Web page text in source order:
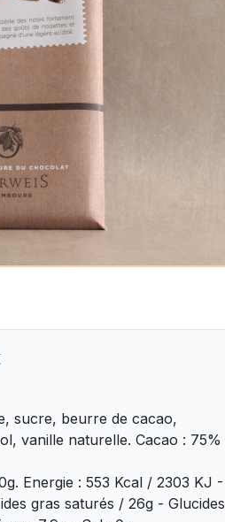
sucre, beurre de cacao,
vanille naturelle. Cacao : 75%
Energie : 553 Kcal / 2303 KJ -
gras saturés / 26g - Glucides